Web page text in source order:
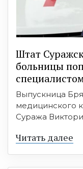
Штат
больницы
Выпускница
медицинского
Суража
Читать далее